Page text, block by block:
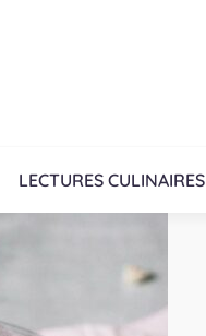
LECTURES CULINAIRES